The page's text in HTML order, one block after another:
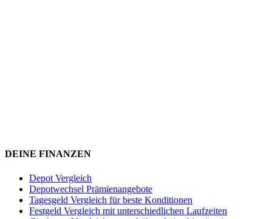
DEINE FINANZEN
Depot Vergleich
Depotwechsel Prämienangebote
Tagesgeld Vergleich für beste Konditionen
Festgeld Vergleich mit unterschiedlichen Laufzeiten